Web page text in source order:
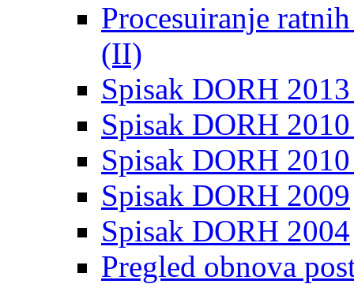
Procesuiranje
(II)
Spisak DORH
Spisak DORH
Spisak DORH
Spisak DORH 2009
Spisak DORH 2004
Pregled obnova